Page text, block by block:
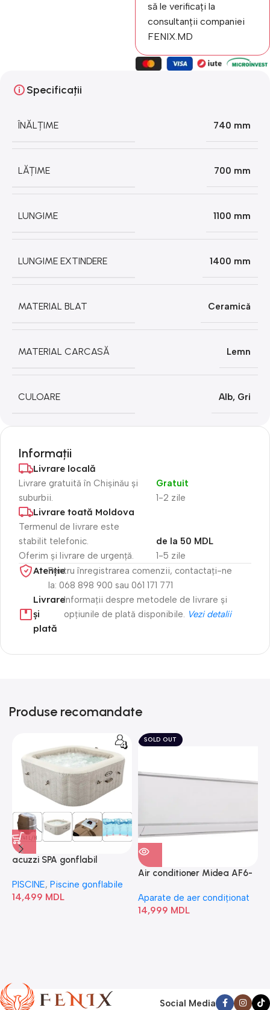
să le verificați la
consultanții companiei
FENIX.MD
Specificații
ÎNĂLȚIME 740 mm
LĂȚIME 700 mm
LUNGIME 1100 mm
LUNGIME EXTINDERE 1400 mm
MATERIAL BLAT Ceramică
MATERIAL CARCASĂ Lemn
CULOARE Alb, Gri
Informații
Livrare locală
Livrare gratuită în Chișinău și
suburbii.
1-2 zile
Gratuit
Livrare toată Moldova
Termenul de livrare este
stabilit telefonic.
Oferim și livrare de urgență.
1-5 zile
de la 50 MDL
Atenție​Pentru înregistrarea comenzii, contactați-ne
la: 068 898 900 sau 061 171 771
Livrare
și
plată
Informații despre metodele de livrare și
opțiunile de plată disponibile. Vezi detalii
Produse recomandate
acuzzi SPA gonflabil
Bubble” 28446
PISCINE, Piscine gonflabile
14,499 MDL
SOLD OUT
Air conditioner Midea AF6-
Aparate de aer condiționat
14,999 MDL
Social Media